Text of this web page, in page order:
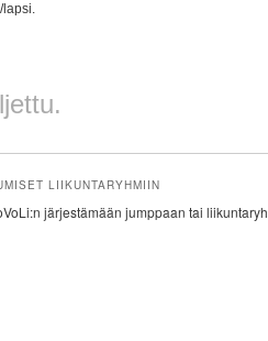
lapsi.
LIIKUNTARYHMIIN
järjestämään jumppaan tai